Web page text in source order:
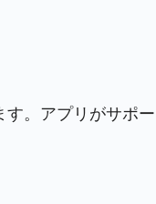
。アプリがサポ